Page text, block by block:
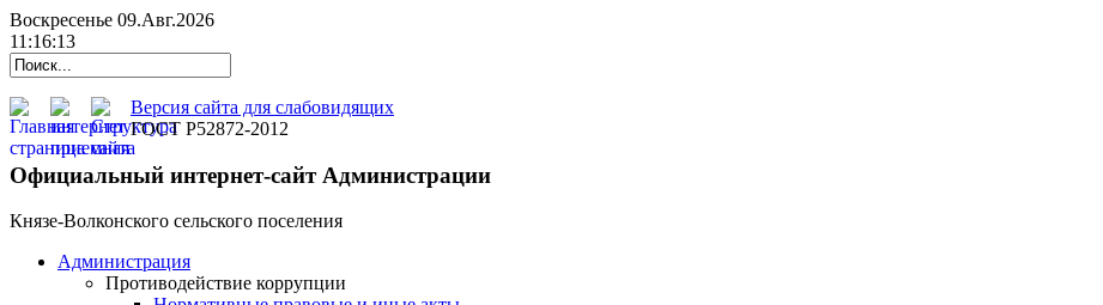
Воскресенье 09.Авг.2026
11:16:14
Версия сайта для слабовидящих
ГОСТ Р52872-2012
Официальный интернет-сайт Администрации
Князе-Волконского сельского поселения
Администрация
Противодействие коррупции